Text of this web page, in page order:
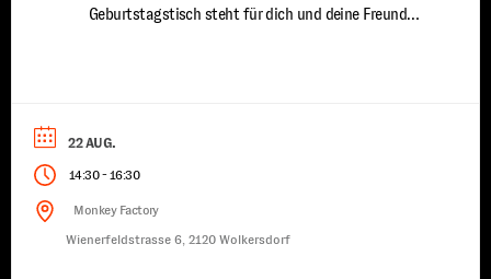
Geburtstagstisch steht für dich und deine Freunde
22 AUG.
14:30-16:30
Monkey Factory
Wienerfeldstrasse 6, 2120 Wolkersdorf